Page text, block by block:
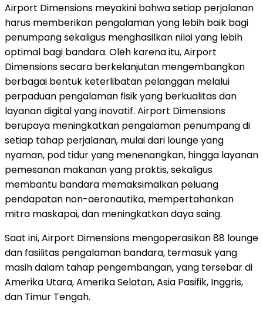
Airport Dimensions meyakini bahwa setiap perjalanan
harus memberikan pengalaman yang lebih baik bagi
penumpang sekaligus menghasilkan nilai yang lebih
optimal bagi bandara. Oleh karena itu, Airport
Dimensions secara berkelanjutan mengembangkan
berbagai bentuk keterlibatan pelanggan melalui
perpaduan pengalaman fisik yang berkualitas dan
layanan digital yang inovatif. Airport Dimensions
berupaya meningkatkan pengalaman penumpang di
setiap tahap perjalanan, mulai dari lounge yang
nyaman, pod tidur yang menenangkan, hingga layanan
pemesanan makanan yang praktis, sekaligus
membantu bandara memaksimalkan peluang
pendapatan non-aeronautika, mempertahankan
mitra maskapai, dan meningkatkan daya saing.
Saat ini, Airport Dimensions mengoperasikan 88 lounge
dan fasilitas pengalaman bandara, termasuk yang
masih dalam tahap pengembangan, yang tersebar di
Amerika Utara, Amerika Selatan, Asia Pasifik, Inggris,
dan Timur Tengah.